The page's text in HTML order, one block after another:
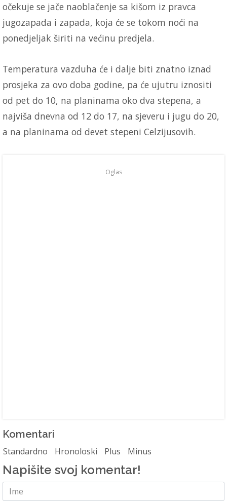
očekuje se jače naoblačenje sa kišom iz pravca
jugozapada i zapada, koja će se tokom noći na
ponedjeljak širiti na većinu predjela.
Temperatura vazduha će i dalje biti znatno iznad
prosjeka za ovo doba godine, pa će ujutru iznositi
od pet do 10, na planinama oko dva stepena, a
najviša dnevna od 12 do 17, na sjeveru i jugu do 20,
a na planinama od devet stepeni Celzijusovih.
Oglas
Komentari
Standardno Hronoloski Plus Minus
Napišite svoj komentar!